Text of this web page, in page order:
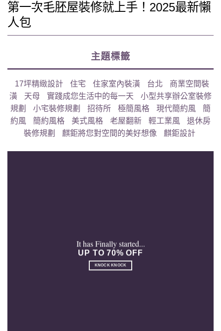
第一次毛胚屋裝修就上手！2025最新懶
人包
主題標籤
17坪精緻設計 住宅 住家室內裝潢 台北
商業空間裝
潢
天母 實踐成您生活中的每一天
小型共享辦公室裝修
規劃
小宅裝修規劃 招待所 極簡風格 現代簡約風
簡
約風
簡約風格 美式風格 老屋翻新 輕工業風
退休房
裝修規劃
麒鉅將您對空間的美好想像 麒鉅設計
It has Finally started...
UP TO 70% OFF
KNOCK KNOCK